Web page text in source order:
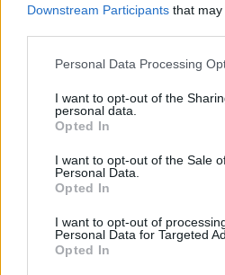
Downstream Participants that
Personal Data Processing
I want to opt-out of the
personal data.
Opted In
I want to opt-out of the Sale
Personal Data.
Opted In
I want to opt-out of
Personal Data for Targeted
Opted In
Czosnek - bezcenne